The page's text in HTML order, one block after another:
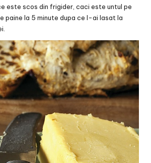
este scos din frigider, caci este untul pe
paine la 5 minute dupa ce l-ai lasat la